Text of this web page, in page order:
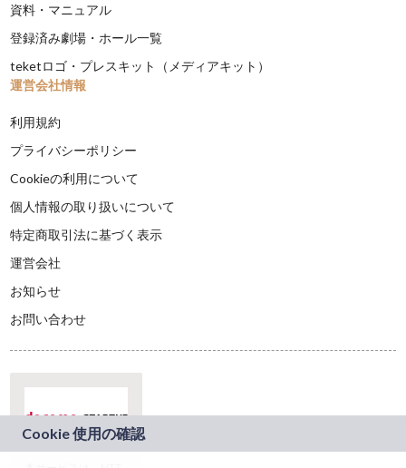
資料・マニュアル
登録済み劇場・ホール一覧
teketロゴ・プレスキット（メディアキット）
運営会社情報
利用規約
プライバシーポリシー
Cookieの利用について
個人情報の取り扱いについて
特定商取引法に基づく表示
運営会社
お知らせ
お問い合わせ